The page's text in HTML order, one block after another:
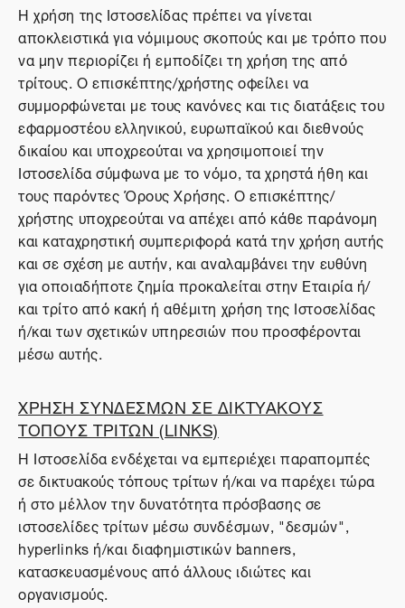
Η χρήση της Ιστοσελίδας πρέπει να γίνεται
αποκλειστικά για νόμιμους σκοπούς και με τρόπο που
να μην περιορίζει ή εμποδίζει τη χρήση της από
τρίτους. Ο επισκέπτης/χρήστης οφείλει να
συμμορφώνεται με τους κανόνες και τις διατάξεις του
εφαρμοστέου ελληνικού, ευρωπαϊκού και διεθνούς
δικαίου και υποχρεούται να χρησιμοποιεί την
Ιστοσελίδα σύμφωνα με το νόμο, τα χρηστά ήθη και
τους παρόντες Όρους Χρήσης. Ο επισκέπτης/
χρήστης υποχρεούται να απέχει από κάθε παράνομη
και καταχρηστική συμπεριφορά κατά την χρήση αυτής
και σε σχέση με αυτήν, και αναλαμβάνει την ευθύνη
για οποιαδήποτε ζημία προκαλείται στην Εταιρία ή/
και τρίτο από κακή ή αθέμιτη χρήση της Ιστοσελίδας
ή/και των σχετικών υπηρεσιών που προσφέρονται
μέσω αυτής.
ΧΡΗΣΗ ΣΥΝΔΕΣΜΩΝ ΣΕ ΔΙΚΤΥΑΚΟΥΣ
ΤΟΠΟΥΣ ΤΡΙΤΩΝ (LINKS)
Η Ιστοσελίδα ενδέχεται να εμπεριέχει παραπομπές
σε δικτυακούς τόπους τρίτων ή/και να παρέχει τώρα
ή στο μέλλον την δυνατότητα πρόσβασης σε
ιστοσελίδες τρίτων μέσω συνδέσμων, "δεσμών",
hyperlinks ή/και διαφημιστικών banners,
κατασκευασμένους από άλλους ιδιώτες και
οργανισμούς.